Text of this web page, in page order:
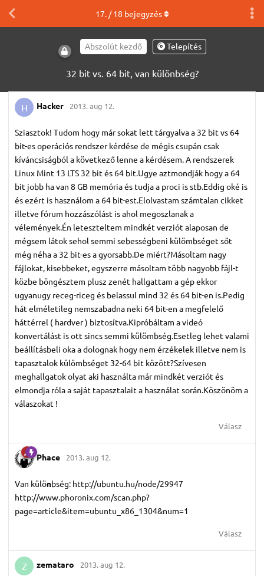
Abszolút kezdő Telepítés
32 bit vs. 64 bit, van különbség?
17. /18 bejegyzés
H Hacker 2013. aug 12.
Sziasztok! Tudom hogy már sokat lett tárgyalva a 32 bit vs 64
bit-es operációs rendszer kérdése de mégis csupán csak
kíváncsiságból a következő lenne a kérdésem. A rendszerek
Linux Mint 13 LTS 32 bit és 64 bit.Ugye aztmondják hogy a 64
bit jobb ha van 8 GB memória és tudja a proci is stb.Eddig oké is
és ezért is használom a 64 bit-est.Elolvastam számtalan cikket
illetve fórum hozzászólást is ahol megoszlanak a
vélemények.Én leteszteltem mindkét verziót alaposan de
mégsem látok sehol semmi sebességbeni külömbséget sőt
még néha a 32 bit-es a gyorsabb.De miért?Másoltam nagy
fájlokat, kisebbeket, egyszerre másoltam több nagyobb fájl-t
közbe böngésztem plusz zenét hallgattam a gép ekkor
ugyanugy receg-riceg és belassul mind 32 és 64 bit-en is.Pedig
hát elméletileg nemszabadna neki 64 bit-en a megfelelő
háttérrel ( hardver ) biztosítva.Kipróbáltam a videó
konvertálást is ott sincs semmi külömbség.Esetleg lehet valami
beállításbeli oka a dolognak hogy nem érzékelek illetve nem is
tapasztalok külömbséget 32-64 bit között?Szívesen
meghallgatok olyat aki használta már mindkét verziót és
elmondja róla a saját tapasztalait a használat során.Köszönöm a
válaszokat !
Válasz
Phace 2013. aug 12.
Van különbség: http://ubuntu.hu/node/29947
http://www.phoronix.com/scan.php?
page=article&item=ubuntu_x86_1304&num=1
Válasz
Z zemataro 2013. aug 12.